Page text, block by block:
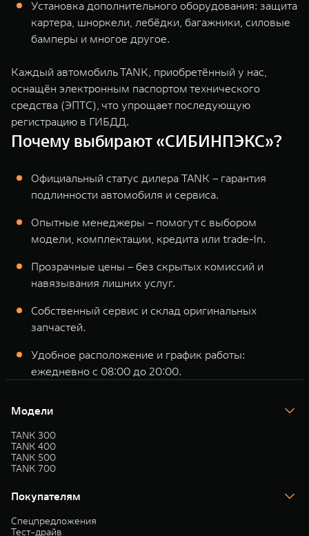
Установка дополнительного оборудования: защита
картера, шноркели, лебёдки, багажники, силовые
бамперы и многое другое.
Каждый автомобиль TANK, приобретённый у нас,
оснащён электронным паспортом технического
средства (ЭПТС), что упрощает последующую
регистрацию в ГИБДД.
Почему выбирают «СИБИНПЭКС»?
Официальный статус дилера TANK – гарантия
подлинности автомобиля и сервиса.
Опытные менеджеры – помогут с выбором
модели, комплектации, кредита или trade-in.
Прозрачные цены – без скрытых комиссий и
навязывания лишних услуг.
Собственный сервис и склад оригинальных
запчастей.
Удобное расположение и график работы:
ежедневно с 08:00 до 20:00.
Модели
TANK 300
TANK 400
TANK 500
TANK 700
Покупателям
Спецпредложения
Тест-драйв